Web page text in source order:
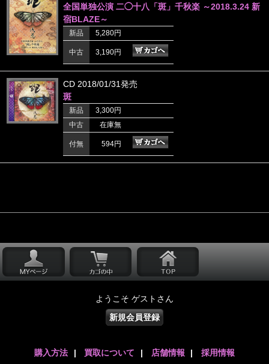
全国単独公演 二◯十八「斑」千秋楽 ～2018.3.24 新
宿BLAZE～
新品 5,280円
中古 3,190円
CD 2018/01/31発売
斑
新品
3,300円
中古
在庫無
付無 594円
ようこそ ゲストさん
新規会員登録
購入方法 | 買取について | 店舗情報 | 採用情報